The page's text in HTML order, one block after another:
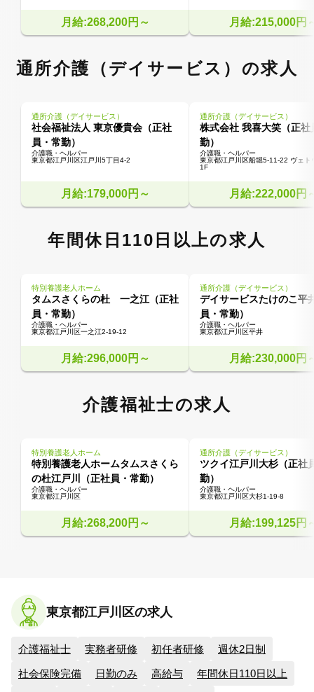
月給:268,200円～ 月給:215,000円
通所介護（デイサービス）の求人
通所介護（デイサービス）
社会福祉法人 東京優貴会（正社
員・常勤）
介護職・ヘルパー
東京都江戸川区江戸川5丁目4-2
月給:179,000円～
通所介護（デイサービス）
株式会社 我喜大笑（正社
勤）
介護職・ヘルパー
東京都江戸川区船堀5-11-22 ヴェト
1F
月給:222,000円
年間休日110日以上の求人
特別養護老人ホーム
タムスさくらの杜 一之江（正社
員・常勤）
介護職・ヘルパー
東京都江戸川区一之江2-19-12
月給:296,000円～
通所介護（デイサービス）
デイサービスたけのこ平
員・常勤）
介護職・ヘルパー
東京都江戸川区平井
月給:230,000円
介護福祉士の求人
特別養護老人ホーム
特別養護老人ホームタムスさくら
の杜江戸川（正社員・常勤）
介護職・ヘルパー
東京都江戸川区
月給:268,200円～
通所介護（デイサービス）
ツクイ江戸川大杉（正社
勤）
介護職・ヘルパー
東京都江戸川区大杉1-19-8
月給:199,125円
東京都江戸川区の求人
介護福祉士 実務者研修 初任者研修 週休2日制
社会保険完備 日勤のみ 高給与 年間休日110日以上